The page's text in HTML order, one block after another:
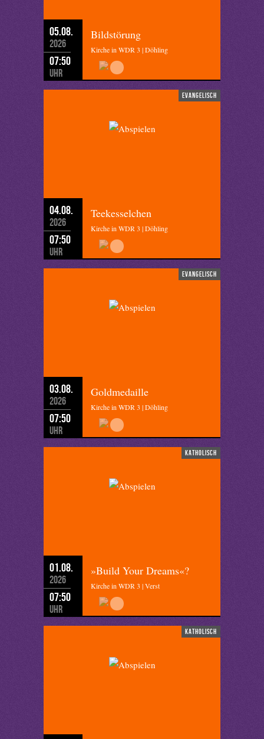
05.08.
2026
07:50
Uhr
Bildstörung
Kirche in WDR 3 | Döhling
evangelisch
04.08.
2026
07:50
Uhr
Teekesselchen
Kirche in WDR 3 | Döhling
evangelisch
03.08.
2026
07:50
Uhr
Goldmedaille
Kirche in WDR 3 | Döhling
katholisch
01.08.
2026
07:50
Uhr
»Build Your Dreams«?
Kirche in WDR 3 | Verst
katholisch